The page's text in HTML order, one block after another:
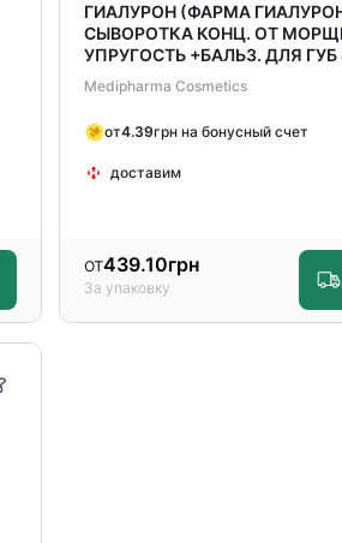
ГИАЛУРОН (ФАРМА
СЫВОРОТКА КОНЦ. ОТ
УПРУГОСТЬ +БАЛЬЗ. ДЛЯ ГУБ
Medipharma Cosmetics
от4.39грн на бонусный счет
доставим
от439.10грн
За упаковку